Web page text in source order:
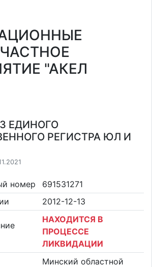
"АКЕЛ
ЕДИНОГО
РЕГИСТРА ЮЛ И
номер
691531271
2012-12-13
НАХОДИТСЯ В
ПРОЦЕССЕ
ЛИКВИДАЦИИ
Минский областной